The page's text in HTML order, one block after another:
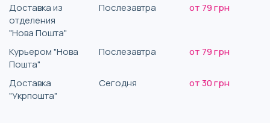
Доставка из
отделения
"Нова Пошта"
Послезавтра от 79 грн
Курьером "Нова
Пошта"
Послезавтра от 79 грн
Доставка
"Укрпошта"
Сегодня от 30 грн